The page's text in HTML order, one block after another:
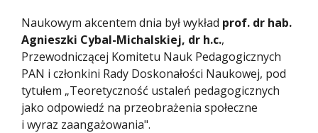
Naukowym akcentem dnia był wykład prof. dr hab.
Agnieszki Cybal-Michalskiej, dr h.c.,
Przewodniczącej Komitetu Nauk Pedagogicznych
PAN i członkini Rady Doskonałości Naukowej, pod
tytułem „Teoretyczność ustaleń pedagogicznych
jako odpowiedź na przeobrażenia społeczne
i wyraz zaangażowania".